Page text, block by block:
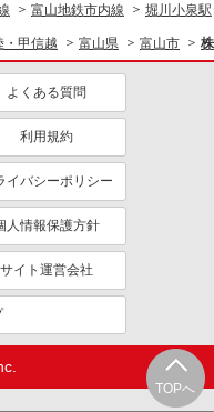
TOPへ
富山地鉄市内線 堀川小泉駅
・甲信越 富山県 富山市
よくある質問
利用規約
イバシーポリシー
人情報保護方針
サイト運営会社